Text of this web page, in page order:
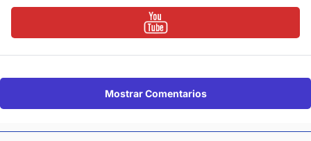
Mostrar Comentarios